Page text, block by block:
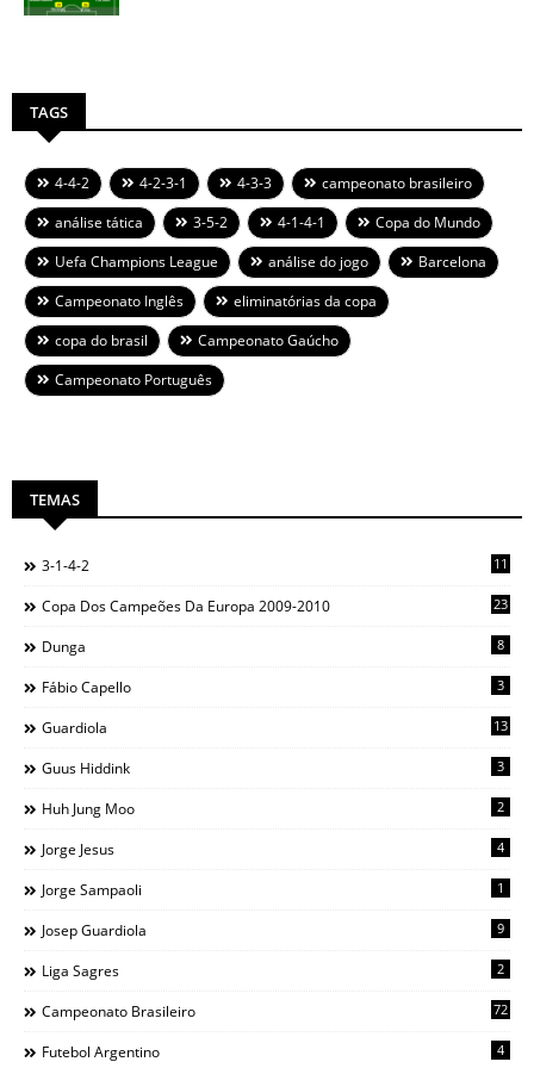
TAGS
4-4-2 4-2-3-1 4-3-3
campeonato brasileiro
análise tática
3-5-2 4-1-4-1
Copa do Mundo
Uefa Champions League
análise do jogo
Barcelona
Campeonato Inglês
eliminatórias da copa
copa do brasil
Campeonato Gaúcho
Campeonato Português
TEMAS
3-1-4-2 11
Copa Dos Campeões Da Europa 2009-2010 23
Dunga 8
Fábio Capello 3
Guardiola 13
Guus Hiddink 3
Huh Jung Moo 2
Jorge Jesus 4
Jorge Sampaoli 1
Josep Guardiola 9
Liga Sagres 2
Campeonato Brasileiro 72
Futebol Argentino 4